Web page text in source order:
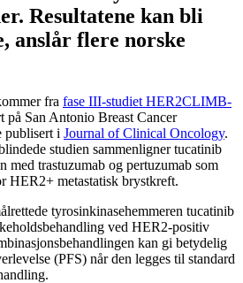
Resultatene kan bli
anslår flere norske
fra fase III-studiet HER2CLIMB-
på San Antonio Breast Cancer
publisert i Journal of Clinical Oncology.
studien sammenligner tucatinib
med trastuzumab og pertuzumab som
HER2+ metastatisk brystkreft.
tyrosinkinasehemmeren tucatinib
ved HER2-positiv
kan gi betydelig
(PFS) når den legges til standard